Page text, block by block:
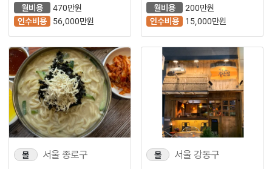
월비용
470만원
인수비용
56,000만원
월비용
200만원
인수비용
15,000만원
몰 서울 종로구 몰 서울 강동구